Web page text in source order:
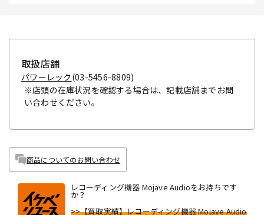
取扱店舗
パワーレック (03-5456-8809)
※店頭の在庫状況を確認する場合は、記載店舗までお問
い合わせください。
商品についてのお問い合わせ
レコーディング機器 Mojave Audioをお持ちです
か？
>>【買取実績】レコーディング機器 Mojave Audio